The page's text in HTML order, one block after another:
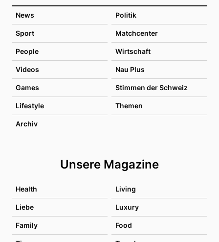
News Politik
Sport Matchcenter
People Wirtschaft
Videos Nau Plus
Games Stimmen der Schweiz
Lifestyle Themen
Archiv
Unsere Magazine
Health Living
Liebe Luxury
Family Food